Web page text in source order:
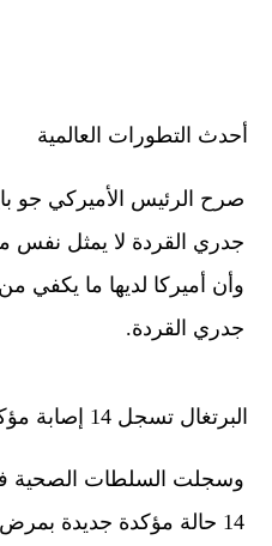
أحدث التطورات العالمية
صرح الرئيس الأميركي جو
جدري القردة لا يمثل نفس
وأن أميركا لديها ما يكفي
جدري القردة.
البرتغال تسجل 14 إصابة مؤكدة جديدة بجدري القردة
وسجلت السلطات الصحية في
14 حالة مؤكدة جديدة